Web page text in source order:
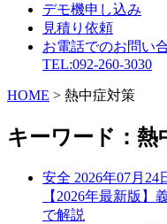
デモ機申し込み
見積り依頼
お電話でのお問い
TEL:092-260-3030
HOME > 熱中症対策
キーワード：熱
安全 2026年07月24
【2026年最新版】
で解説